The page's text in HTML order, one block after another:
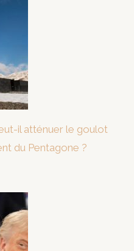
il atténuer le goulot
du Pentagone ?